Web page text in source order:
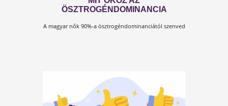
Ez a cikkünk a Kulcs a testhez című Testszerviz
könyvbe nyújt betekintést.